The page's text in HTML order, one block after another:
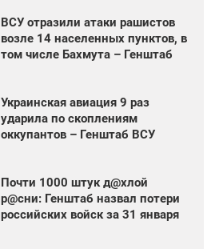
ВСУ отразили атаки рашистов
возле 14 населенных пунктов, в
том числе Бахмута – Генштаб
Украинская авиация 9 раз
ударила по скоплениям
оккупантов – Генштаб ВСУ
Почти 1000 штук д@хлой
р@сни: Генштаб назвал потери
российских войск за 31 января